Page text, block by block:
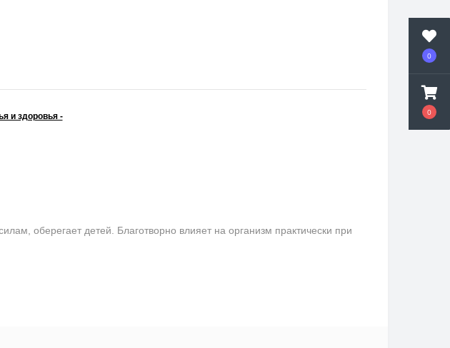
0
0
и здоровья -
оберегает детей. Благотворно влияет на организм практически при